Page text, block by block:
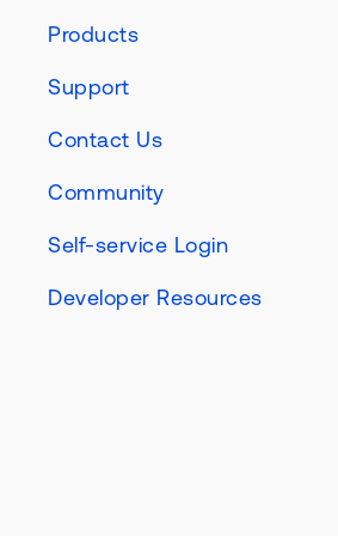
Products
Support
Contact Us
Community
Self-service Login
Developer Resources